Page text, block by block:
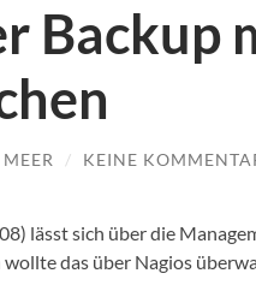
Backup
/ KEINE
lässt sich über die
das über Nagios